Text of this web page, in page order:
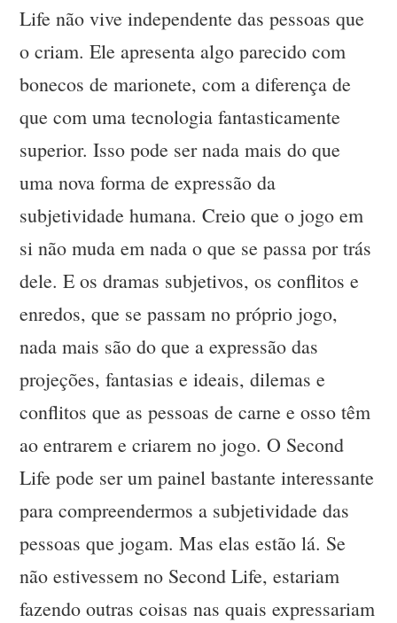
Life não vive independente das pessoas que
o criam. Ele apresenta algo parecido com
bonecos de marionete, com a diferença de
que com uma tecnologia fantasticamente
superior. Isso pode ser nada mais do que
uma nova forma de expressão da
subjetividade humana. Creio que o jogo em
si não muda em nada o que se passa por trás
dele. E os dramas subjetivos, os conflitos e
enredos, que se passam no próprio jogo,
nada mais são do que a expressão das
projeções, fantasias e ideais, dilemas e
conflitos que as pessoas de carne e osso têm
ao entrarem e criarem no jogo. O Second
Life pode ser um painel bastante interessante
para compreendermos a subjetividade das
pessoas que jogam. Mas elas estão lá. Se
não estivessem no Second Life, estariam
fazendo outras coisas nas quais expressariam